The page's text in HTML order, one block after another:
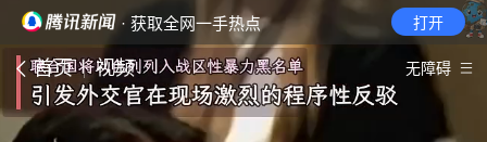
· 获取全网一手热点 打开
首页 视频 无障碍